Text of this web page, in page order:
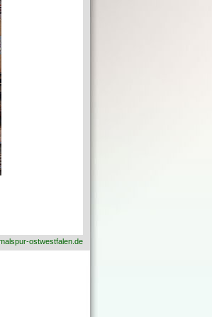
ostwestfalen.de